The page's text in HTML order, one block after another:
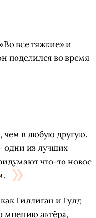
все тяжкие» и
поделился во время
чем в любую другую.
одни из лучших
что-то новое
Гиллиган и Гулд
мнению актёра,